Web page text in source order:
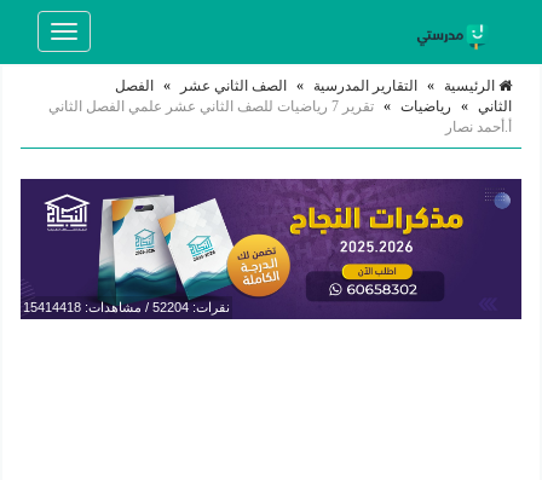
Toggle
الرئيسية » التقارير المدرسية » الصف الثاني عشر »
الفصل
الثاني » رياضيات »
تقرير 7 رياضيات للصف الثاني عشر علمي الفصل الثاني
أ.أحمد نصار
نقرات: 52204 / مشاهدات: 15414418